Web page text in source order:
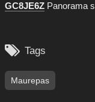
GC8JE6Z Panorama
 Tags
Maurepas